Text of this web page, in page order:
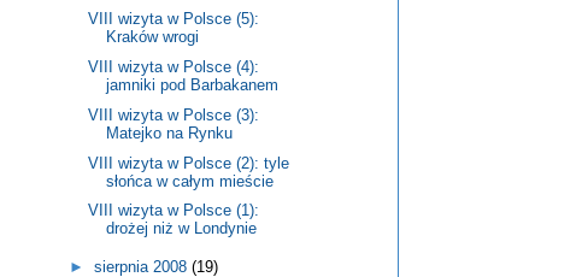
VIII wizyta w Polsce (5):
Kraków wrogi
VIII wizyta w Polsce (4):
jamniki pod Barbakanem
VIII wizyta w Polsce (3):
Matejko na Rynku
VIII wizyta w Polsce (2): tyle
słońca w całym mieście
VIII wizyta w Polsce (1):
drożej niż w Londynie
► sierpnia 2008 (19)